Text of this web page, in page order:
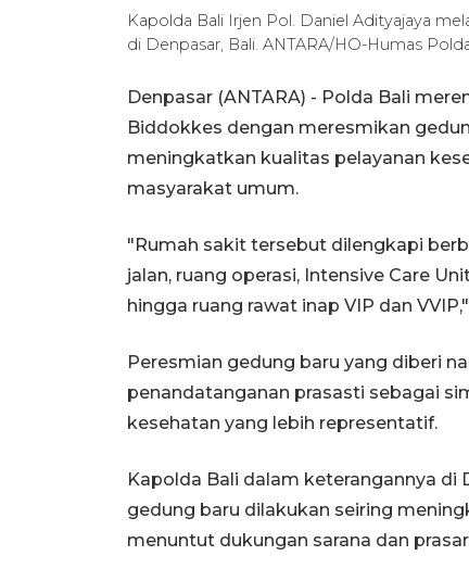
Kapolda Bali Irjen Pol. Daniel Adityajaya
di Denpasar, Bali. ANTARA/HO-Humas
Denpasar (ANTARA) - Polda Bali
Biddokkes dengan meresmikan
meningkatkan kualitas pelayanan
masyarakat umum.
"Rumah sakit tersebut dilengkapi
jalan, ruang operasi, Intensive Care
hingga ruang rawat inap VIP dan
Peresmian gedung baru yang diberi
penandatanganan prasasti sebagai
kesehatan yang lebih representatif.
Kapolda Bali dalam keterangannya di
gedung baru dilakukan seiring
menuntut dukungan sarana dan